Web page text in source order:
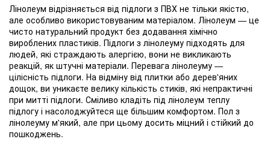
Лінолеум відрізняється від підлоги з ПВХ не тільки якістю,
але особливо використовуваним матеріалом. Лінолеум — це
чисто натуральний продукт без додавання хімічно
вироблених пластиків. Підлоги з лінолеуму підходять для
людей, які страждають алергією, вони не викликають
реакцій, як штучні матеріали. Перевага лінолеуму —
цілісність підлоги. На відміну від плитки або дерев'яних
дощок, ви уникаєте велику кількість стиків, які непрактичні
при митті підлоги. Сміливо кладіть під лінолеум теплу
підлогу і насолоджуйтеся ще більшим комфортом. Пол з
лінолеуму м'який, але при цьому досить міцний і стійкий до
пошкоджень.